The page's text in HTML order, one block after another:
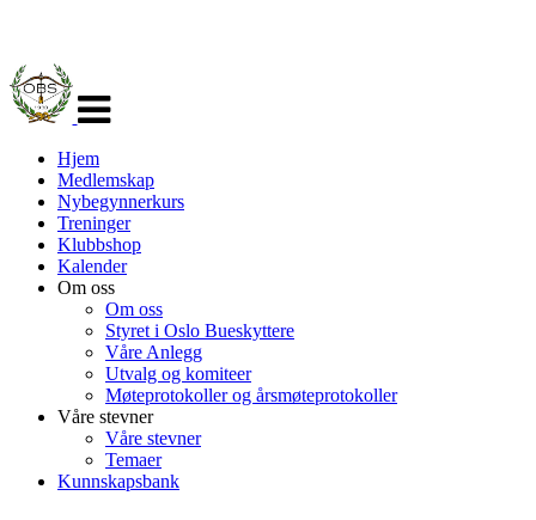
navigasjon
Hjem
Medlemskap
Nybegynnerkurs
Treninger
Klubbshop
Kalender
Om oss
Om oss
Styret i Oslo Bueskyttere
Våre Anlegg
Utvalg og komiteer
Møteprotokoller og årsmøteprotokoller
Våre stevner
Våre stevner
Temaer
Kunnskapsbank